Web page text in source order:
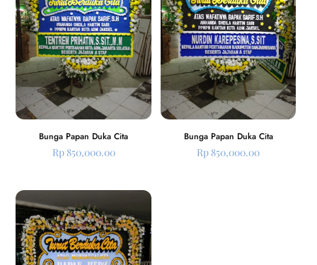
Bunga Papan Duka Cita
Rp850,000.00
Bunga Papan Duka Cita
Rp850,000.00